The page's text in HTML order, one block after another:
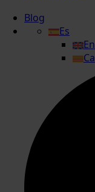
Blog
Es
En
Ca